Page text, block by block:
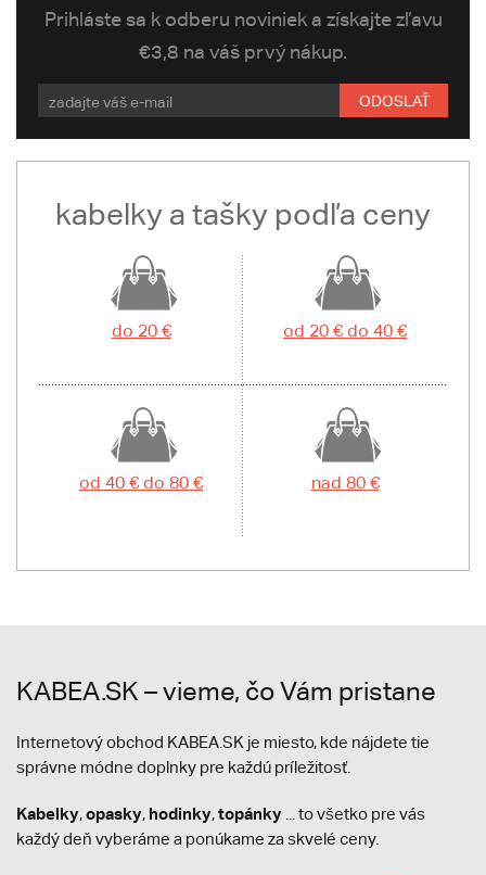
Prihláste sa k odberu noviniek a získajte zľavu
€3,8 na váš prvý nákup.
ODOSLAŤ
kabelky a tašky podľa ceny
do 20 € od 20 € do 40 €
od 40 € do 80 € nad 80 €
KABEA.SK – vieme, čo Vám pristane
Internetový obchod KABEA.SK je miesto, kde nájdete tie
správne módne doplnky pre každú príležitosť.
Kabelky,opasky, hodinky,topánky ... to všetko pre vás
každý deň vyberáme a ponúkame za skvelé ceny.